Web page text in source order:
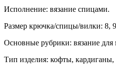
Исполнение: вязание спицами.
Размер крючка/спицы/вилки: 8,
Основные рубрики: вязание
Тип изделия: кофты,